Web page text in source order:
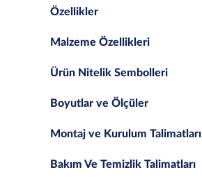
Özellikler
Malzeme Özellikleri
Ürün Nitelik Sembolleri
Boyutlar ve Ölçüler
Montaj ve Kurulum Talimatları
Bakım Ve Temizlik Talimatları